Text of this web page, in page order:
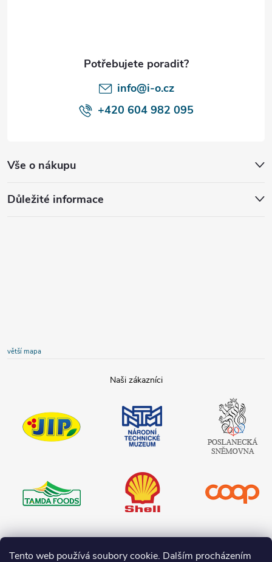
Tento web používá soubory cookie. Dalším procházením
info@i-o.cz
+420 604 982 095
Vše o nákupu
Důležité informace
větší mapa
technické
muzeum
Poslanecká
sněmovna
České
republiky
Teta drogerie